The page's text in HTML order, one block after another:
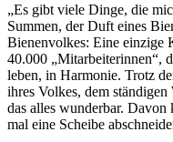
„Es gibt viele Dinge, die
Summen, der Duft eines
Bienenvolkes: Eine einzige
40.000 „Mitarbeiterinnen“,
leben, in Harmonie. Trotz
ihres Volkes, dem
das alles wunderbar.
mal eine Scheibe